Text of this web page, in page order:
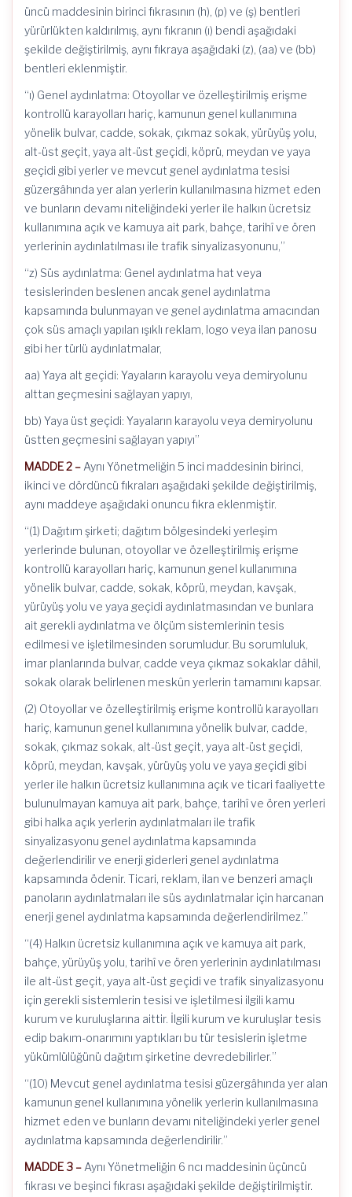
üncü maddesinin birinci fıkrasının (h), (p) ve (ş) bentleri
yürürlükten kaldırılmış, aynı fıkranın (ı) bendi aşağıdaki
şekilde değiştirilmiş, aynı fıkraya aşağıdaki (z), (aa) ve (bb)
bentleri eklenmiştir.
“ı) Genel aydınlatma: Otoyollar ve özelleştirilmiş erişme
kontrollü karayolları hariç, kamunun genel kullanımına
yönelik bulvar, cadde, sokak, çıkmaz sokak, yürüyüş yolu,
alt-üst geçit, yaya alt-üst geçidi, köprü, meydan ve yaya
geçidi gibi yerler ve mevcut genel aydınlatma tesisi
güzergâhında yer alan yerlerin kullanılmasına hizmet eden
ve bunların devamı niteliğindeki yerler ile halkın ücretsiz
kullanımına açık ve kamuya ait park, bahçe, tarihî ve ören
yerlerinin aydınlatılması ile trafik sinyalizasyonunu,”
“z) Süs aydınlatma: Genel aydınlatma hat veya
tesislerinden beslenen ancak genel aydınlatma
kapsamında bulunmayan ve genel aydınlatma amacından
çok süs amaçlı yapılan ışıklı reklam, logo veya ilan panosu
gibi her türlü aydınlatmalar,
aa) Yaya alt geçidi: Yayaların karayolu veya demiryolunu
alttan geçmesini sağlayan yapıyı,
bb) Yaya üst geçidi: Yayaların karayolu veya demiryolunu
üstten geçmesini sağlayan yapıyı”
MADDE 2 – Aynı Yönetmeliğin 5 inci maddesinin birinci,
ikinci ve dördüncü fıkraları aşağıdaki şekilde değiştirilmiş,
aynı maddeye aşağıdaki onuncu fıkra eklenmiştir.
“(1) Dağıtım şirketi; dağıtım bölgesindeki yerleşim
yerlerinde bulunan, otoyollar ve özelleştirilmiş erişme
kontrollü karayolları hariç, kamunun genel kullanımına
yönelik bulvar, cadde, sokak, köprü, meydan, kavşak,
yürüyüş yolu ve yaya geçidi aydınlatmasından ve bunlara
ait gerekli aydınlatma ve ölçüm sistemlerinin tesis
edilmesi ve işletilmesinden sorumludur. Bu sorumluluk,
imar planlarında bulvar, cadde veya çıkmaz sokaklar dâhil,
sokak olarak belirlenen meskûn yerlerin tamamını kapsar.
(2) Otoyollar ve özelleştirilmiş erişme kontrollü karayolları
hariç, kamunun genel kullanımına yönelik bulvar, cadde,
sokak, çıkmaz sokak, alt-üst geçit, yaya alt-üst geçidi,
köprü, meydan, kavşak, yürüyüş yolu ve yaya geçidi gibi
yerler ile halkın ücretsiz kullanımına açık ve ticari faaliyette
bulunulmayan kamuya ait park, bahçe, tarihî ve ören yerleri
gibi halka açık yerlerin aydınlatmaları ile trafik
sinyalizasyonu genel aydınlatma kapsamında
değerlendirilir ve enerji giderleri genel aydınlatma
kapsamında ödenir. Ticari, reklam, ilan ve benzeri amaçlı
panoların aydınlatmaları ile süs aydınlatmalar için harcanan
enerji genel aydınlatma kapsamında değerlendirilmez.”
“(4) Halkın ücretsiz kullanımına açık ve kamuya ait park,
bahçe, yürüyüş yolu, tarihî ve ören yerlerinin aydınlatılması
ile alt-üst geçit, yaya alt-üst geçidi ve trafik sinyalizasyonu
için gerekli sistemlerin tesisi ve işletilmesi ilgili kamu
kurum ve kuruluşlarına aittir. İlgili kurum ve kuruluşlar tesis
edip bakım-onarımını yaptıkları bu tür tesislerin işletme
yükümlülüğünü dağıtım şirketine devredebilirler.”
“(10) Mevcut genel aydınlatma tesisi güzergâhında yer alan
kamunun genel kullanımına yönelik yerlerin kullanılmasına
hizmet eden ve bunların devamı niteliğindeki yerler genel
aydınlatma kapsamında değerlendirilir.”
MADDE 3 – Aynı Yönetmeliğin 6 ncı maddesinin üçüncü
fıkrası ve beşinci fıkrası aşağıdaki şekilde değiştirilmiştir.